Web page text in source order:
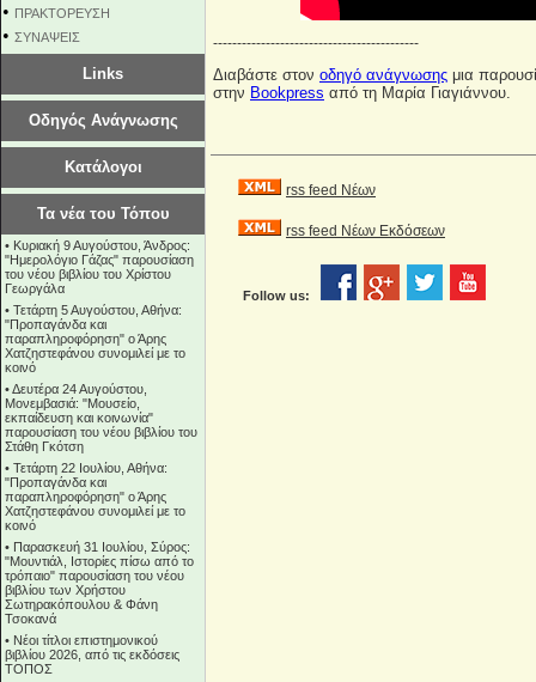
• ΠΡΑΚΤΟΡΕΥΣΗ
• ΣΥΝΑΨΕΙΣ
Links
Οδηγός Ανάγνωσης
Κατάλογοι
Τα νέα του Τόπου
• Κυριακή 9 Αυγούστου, Άνδρος:
"Ημερολόγιο Γάζας" παρουσίαση
του νέου βιβλίου του Χρίστου
Γεωργάλα
• Τετάρτη 5 Αυγούστου, Αθήνα:
"Προπαγάνδα και
παραπληροφόρηση" ο Άρης
Χατζηστεφάνου συνομιλεί με το
κοινό
•Δευτέρα 24 Αυγούστου,
Μονεμβασιά: "Μουσείο,
εκπαίδευση και κοινωνία"
παρουσίαση του νέου βιβλίου του
Στάθη Γκότση
• Τετάρτη 22 Ιουλίου, Αθήνα:
"Προπαγάνδα και
παραπληροφόρηση" ο Άρης
Χατζηστεφάνου συνομιλεί με το
κοινό
• Παρασκευή 31 Ιουλίου, Σύρος:
"Μουντιάλ, Ιστορίες πίσω από το
τρόπαιο" παρουσίαση του νέου
βιβλίου των Χρήστου
Σωτηρακόπουλου & Φάνη
Τσοκανά
• Νέοι τίτλοι επιστημονικού
βιβλίου 2026, από τις εκδόσεις
ΤΟΠΟΣ
-------------------------------------------
Διαβάστε στον οδηγό ανάγνωσης μια
στην Bookpress από τη Μαρία Γιαγιάννου.
rss feed Νέων
rss feed Νέων Εκδόσεων
Follow us: